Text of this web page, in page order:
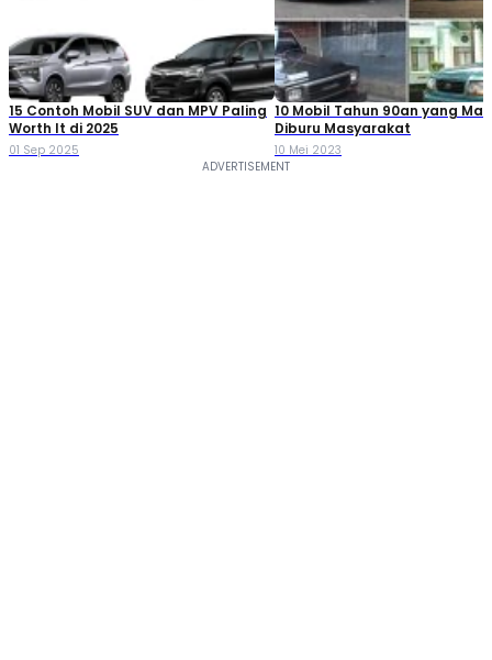
15 Contoh Mobil SUV dan MPV Paling
Worth It di 2025
01 Sep 2025
10 Mobil Tahun 90an yang
Diburu Masyarakat
10 Mei 2023